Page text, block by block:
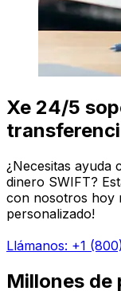
Xe 24/5
¿Necesitas ayuda
dinero SWIFT?
con nosotros hoy
personalizado!
Llámanos: +1
Millones de